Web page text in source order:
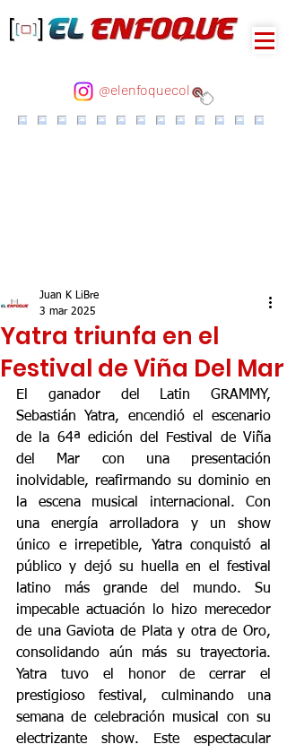
@elenfoquecol
Yatra triunfa en el
Festival de Viña Del Mar
Juan K LiBre
3 mar 2025
El ganador del Latin GRAMMY,
Sebastián Yatra, encendió el escenario
de la 64ª edición del Festival de Viña
del Mar con una presentación
inolvidable, reafirmando su dominio en
la escena musical internacional. Con
una energía arrolladora y un show
único e irrepetible, Yatra conquistó al
público y dejó su huella en el festival
latino más grande del mundo. Su
impecable actuación lo hizo merecedor
de una Gaviota de Plata y otra de Oro,
consolidando aún más su trayectoria.
Yatra tuvo el honor de cerrar el
prestigioso festival, culminando una
semana de celebración musical con su
electrizante show. Este espectacular